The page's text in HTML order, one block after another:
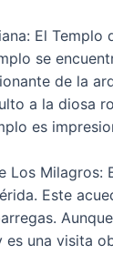
El
se
de la
a la diosa
es
Los Milagros:
Este
es una visita